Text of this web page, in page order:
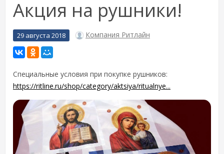
Акция на рушники!
29 августа 2018 Компания Ритлайн
Специальные условия при покупке рушников:
https://ritline.ru/shop/category/aktsiya/ritualnye...